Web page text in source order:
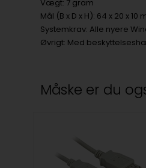
Vægt: 7 gram
Mål (B x D x H): 64 x 20 x 10
Systemkrav: Alle nyere
Øvrigt: Med
Måske er du